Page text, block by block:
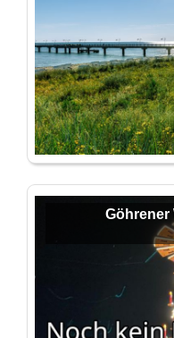
Göhrener